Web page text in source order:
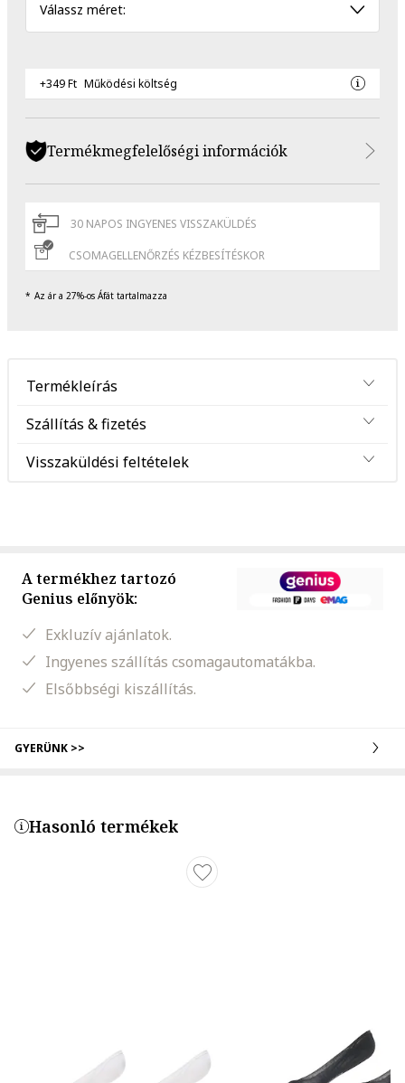
Válassz méret:
+349 Ft Működési költség
Termékmegfelelőségi információk
30 NAPOS INGYENES VISSZAKÜLDÉS
CSOMAGELLENŐRZÉS KÉZBESÍTÉSKOR
Az ár a 27%-os Áfát tartalmazza
Termékleírás
Szállítás & fizetés
Visszaküldési feltételek
A termékhez tartozó
Genius előnyök:
Exkluzív ajánlatok.
Ingyenes szállítás csomagautomatákba.
Elsőbbségi kiszállítás.
GYERÜNK >>
Hasonló termékek